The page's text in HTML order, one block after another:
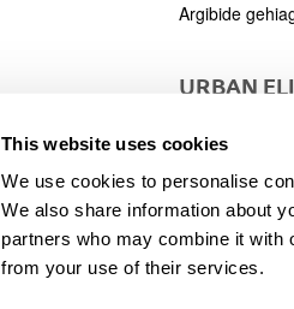
This website uses cookies
We use cookies to personalise
We also share information about
partners who may combine it with
from your use of their services.
Argibide
URBAN